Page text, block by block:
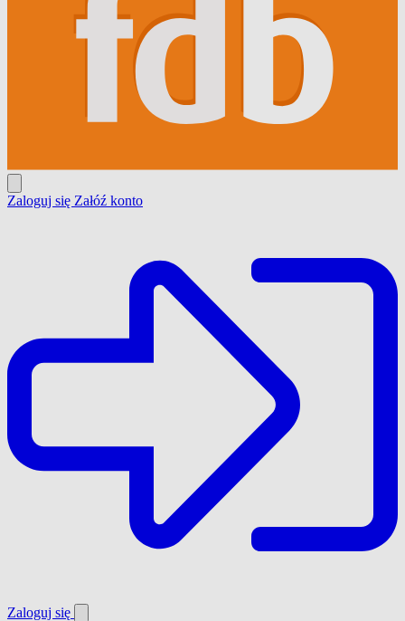
Zaloguj się Załóź konto
Zaloguj się